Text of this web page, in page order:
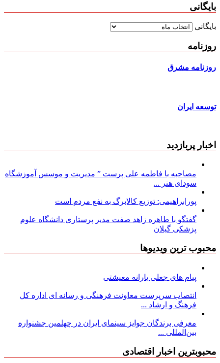
بایگانی
بایگانی
روزنامه
روزنامه مشرق
توسعه ایران
اخبار پربازدید
مصاحبه با فاطمه علی پرست ” مدیریت و موسس آموزشگاه
سودای هنر ...
پورابراهیمی: توزیع کالابرگ به نفع مردم است
گفتگو با طاهره زاهد صفت مدیر پرستاری دانشگاه علوم
پزشکی گیلان
محبوب ترین ویدیوها
پیام های جعلی یارانه معیشتی
انتصاب سرپرست معاونت فرهنگی و رسانه ای اداره کل
فرهنگ و ارشاد ...
معرفی برندگان جوایز سینمای ایران در چهلمین جشنواره
بین‌المللی ...
محبوبترین اخبار اقتصادی